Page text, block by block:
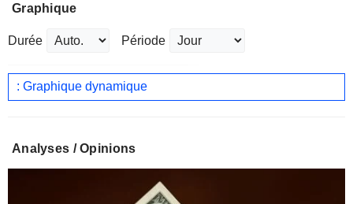
Graphique
Durée Période
: Graphique dynamique
Analyses / Opinions